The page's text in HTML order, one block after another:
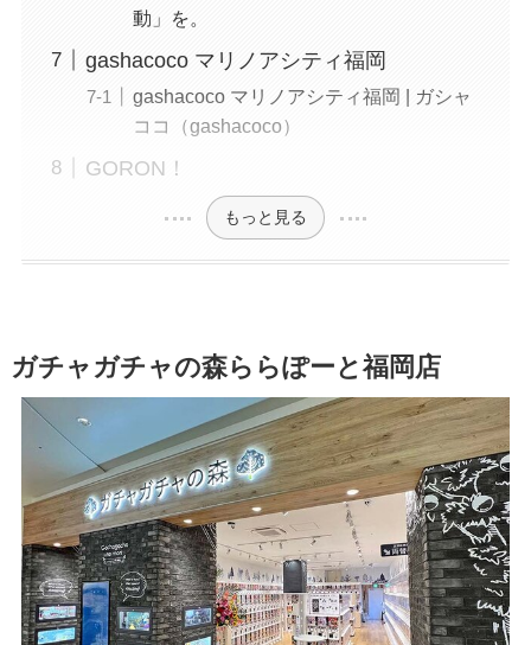
動」を。
gashacoco マリノアシティ福岡
gashacoco マリノアシティ福岡 | ガシャ
ココ（gashacoco）
GORON！
もっと見る
ガチャガチャの森ららぽーと福岡店